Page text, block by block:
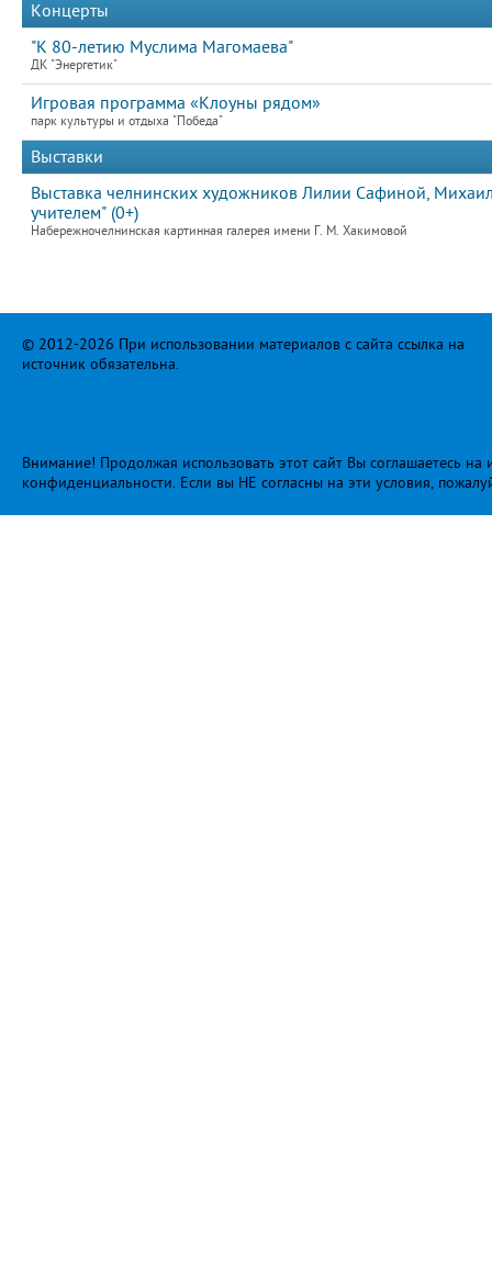
Концерты
"К 80-летию Муслима Магомаева"
ДК "Энергетик"
Игровая программа «Клоуны рядом»
парк культуры и отдыха "Победа"
Выставки
Выставка челнинских художников Лилии Сафиной,
учителем" (0+)
Набережночелнинская картинная галерея имени Г. М. Хакимовой
© 2012-2026 При использовании материалов с сайта ссылка на
источник обязательна.
Внимание! Продолжая использовать этот сайт Вы соглашаетесь
конфиденциальности. Если вы НЕ согласны на эти условия,